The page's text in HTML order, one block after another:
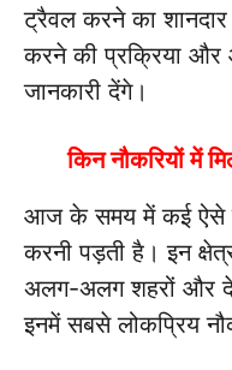
ट्रैवल करने का
करने की प्रक्रिया और
जानकारी देंगे।
किन नौकरियों में
आज के समय में कई ऐसे
करनी पड़ती है। इन
अलग-अलग शहरों और
इनमें सबसे लोकप्रिय